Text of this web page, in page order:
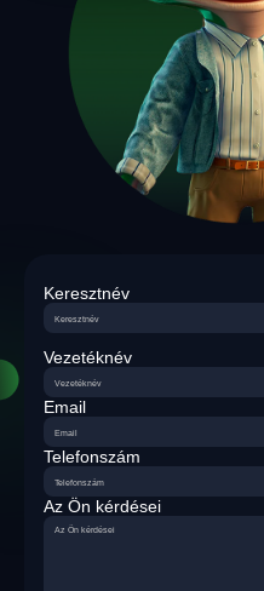
Keresztnév
Vezetéknév
Email
Telefonszám
Az Ön kérdései